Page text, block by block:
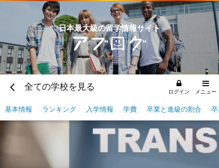
日本最大級の留学情報サイト
全ての学校を見る ログイン メニュー
基本情報 ランキング 入学情報 学費 卒業と進級の割合